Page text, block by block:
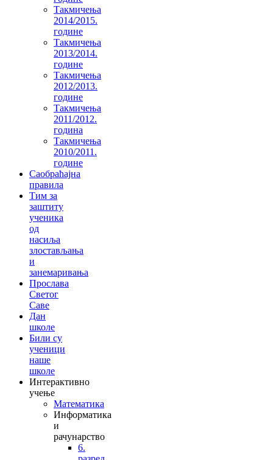
Такмичења
2014/2015.
године
Такмичења
2013/2014.
године
Такмичења
2012/2013.
године
Такмичења
2011/2012.
година
Такмичења
2010/2011.
године
Саобраћајна
правила
Тим за
заштиту
ученика
од
насиља
злостављања
и
занемаривања
Прослава
Светог
Саве
Дан
школе
Били су
ученици
наше
школе
Интерактивно
учење
Математика
Информатика
и
рачунарство
6.